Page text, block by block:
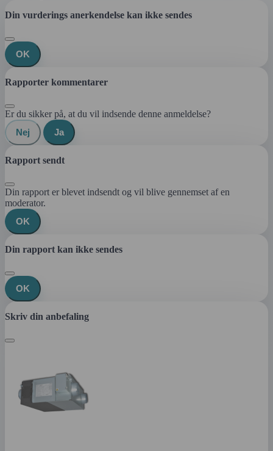
Din vurderings anerkendelse kan ikke sendes
OK
Rapporter kommentarer
Er du sikker på, at du vil indsende denne anmeldelse?
Nej
Ja
Rapport sendt
Din rapport er blevet indsendt og vil blive gennemset af en
moderator.
OK
Din rapport kan ikke sendes
OK
Skriv din anbefaling